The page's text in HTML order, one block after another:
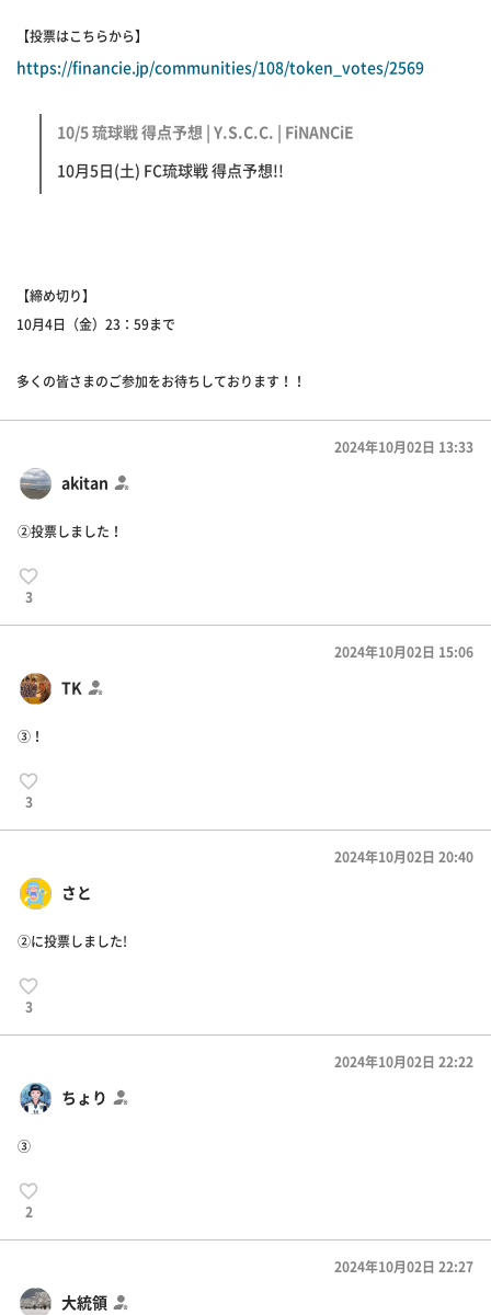
【投票はこちらから】
https://financie.jp/communities/108/token_votes/2569
10/5 琉球戦 得点予想 | Y.S.C.C. | FiNANCiE
10月5日(土) FC琉球戦 得点予想!!
【締め切り】
10月4日（金）23：59まで
多くの皆さまのご参加をお待ちしております！！
akitan
2024年10月02日 13:33
②投票しました！
3
TK
2024年10月02日 15:06
③！
3
さと
2024年10月02日 20:40
②に投票しました!
3
ちょり
2024年10月02日 22:22
③
2
大統領
2024年10月02日 22:27